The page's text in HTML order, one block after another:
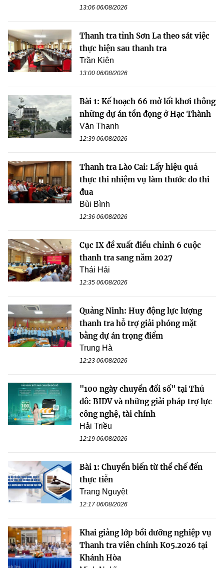
13:06 06/08/2026
Thanh tra tỉnh Sơn La theo sát việc
thực hiện sau thanh tra
Trần Kiên
13:00 06/08/2026
Bài 1: Kế hoạch 66 mở lối khơi thông
những dự án tồn đọng ở Hạc Thành
Văn Thanh
12:39 06/08/2026
Thanh tra Lào Cai: Lấy hiệu quả
thực thi nhiệm vụ làm thước đo thi
đua
Bùi Bình
12:36 06/08/2026
Cục IX đề xuất điều chỉnh 6 cuộc
thanh tra sang năm 2027
Thái Hải
12:35 06/08/2026
Quảng Ninh: Huy động lực lượng
thanh tra hỗ trợ giải phóng mặt
bằng dự án trọng điểm
Trung Hà
12:23 06/08/2026
"100 ngày chuyển đổi số" tại Thủ
đô: BIDV và những giải pháp trợ lực
công nghệ, tài chính
Hải Triều
12:19 06/08/2026
Bài 1: Chuyển biến từ thể chế đến
thực tiễn
Trang Nguyệt
12:17 06/08/2026
Khai giảng lớp bồi dưỡng nghiệp vụ
Thanh tra viên chính K05.2026 tại
Khánh Hòa